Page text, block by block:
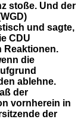
stoße. Und der
und sagte,
CDU
Reaktionen.
die
ablehne.
der
vornherein in
der